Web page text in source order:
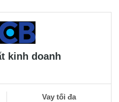
kinh doanh
Vay tối đa